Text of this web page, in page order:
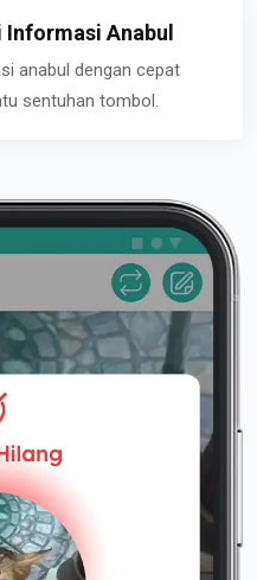
Informasi Anabul
anabul dengan cepat
sentuhan tombol.